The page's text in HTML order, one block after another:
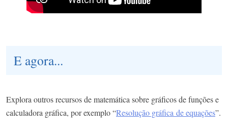
E agora...
Explora outros recursos de matemática sobre gráficos de funções e
calculadora gráfica, por exemplo “Resolução gráfica de equações”.​